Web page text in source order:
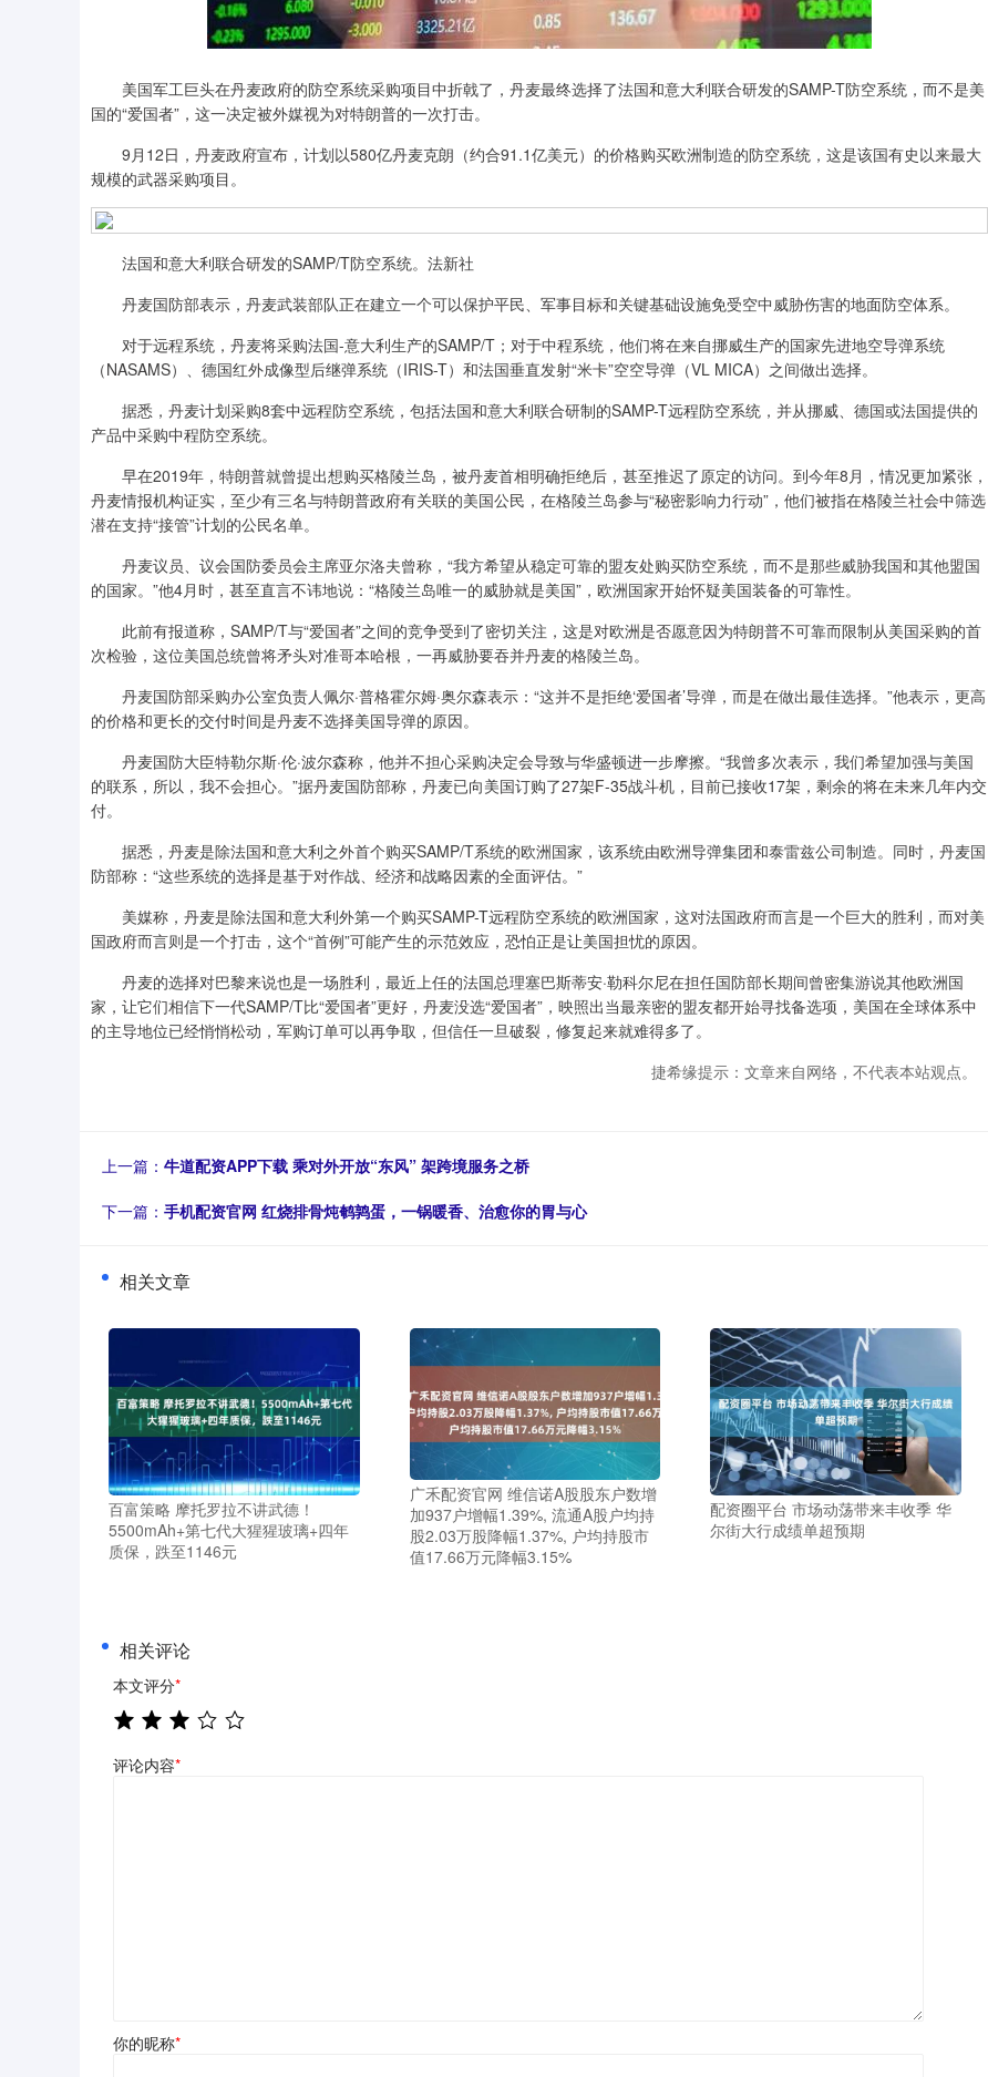
美国军工巨头在丹麦政府的防空系统采购项目中折戟了，丹麦最终选择了法国和意大利联合研发的SAMP-T防空系统，而不是美
国的“爱国者”，这一决定被外媒视为对特朗普的一次打击。
9月12日，丹麦政府宣布，计划以580亿丹麦克朗（约合91.1亿美元）的价格购买欧洲制造的防空系统，这是该国有史以来最大
规模的武器采购项目。
法国和意大利联合研发的SAMP/T防空系统。法新社
丹麦国防部表示，丹麦武装部队正在建立一个可以保护平民、军事目标和关键基础设施免受空中威胁伤害的地面防空体系。
对于远程系统，丹麦将采购法国-意大利生产的SAMP/T；对于中程系统，他们将在来自挪威生产的国家先进地空导弹系统
（NASAMS）、德国红外成像型后继弹系统（IRIS-T）和法国垂直发射“米卡”空空导弹（VL MICA）之间做出选择。
据悉，丹麦计划采购8套中远程防空系统，包括法国和意大利联合研制的SAMP-T远程防空系统，并从挪威、德国或法国提供的
产品中采购中程防空系统。
早在2019年，特朗普就曾提出想购买格陵兰岛，被丹麦首相明确拒绝后，甚至推迟了原定的访问。到今年8月，情况更加紧张，
丹麦情报机构证实，至少有三名与特朗普政府有关联的美国公民，在格陵兰岛参与“秘密影响力行动”，他们被指在格陵兰社会中筛选
潜在支持“接管”计划的公民名单。
丹麦议员、议会国防委员会主席亚尔洛夫曾称，“我方希望从稳定可靠的盟友处购买防空系统，而不是那些威胁我国和其他盟国
的国家。”他4月时，甚至直言不讳地说：“格陵兰岛唯一的威胁就是美国”，欧洲国家开始怀疑美国装备的可靠性。
此前有报道称，SAMP/T与“爱国者”之间的竞争受到了密切关注，这是对欧洲是否愿意因为特朗普不可靠而限制从美国采购的首
次检验，这位美国总统曾将矛头对准哥本哈根，一再威胁要吞并丹麦的格陵兰岛。
丹麦国防部采购办公室负责人佩尔·普格霍尔姆·奥尔森表示：“这并不是拒绝‘爱国者’导弹，而是在做出最佳选择。”他表示，更高
的价格和更长的交付时间是丹麦不选择美国导弹的原因。
丹麦国防大臣特勒尔斯·伦·波尔森称，他并不担心采购决定会导致与华盛顿进一步摩擦。“我曾多次表示，我们希望加强与美国
的联系，所以，我不会担心。”据丹麦国防部称，丹麦已向美国订购了27架F-35战斗机，目前已接收17架，剩余的将在未来几年内交
付。
据悉，丹麦是除法国和意大利之外首个购买SAMP/T系统的欧洲国家，该系统由欧洲导弹集团和泰雷兹公司制造。同时，丹麦国
防部称：“这些系统的选择是基于对作战、经济和战略因素的全面评估。”
美媒称，丹麦是除法国和意大利外第一个购买SAMP-T远程防空系统的欧洲国家，这对法国政府而言是一个巨大的胜利，而对美
国政府而言则是一个打击，这个“首例”可能产生的示范效应，恐怕正是让美国担忧的原因。
丹麦的选择对巴黎来说也是一场胜利，最近上任的法国总理塞巴斯蒂安·勒科尔尼在担任国防部长期间曾密集游说其他欧洲国
家，让它们相信下一代SAMP/T比“爱国者”更好，丹麦没选“爱国者”，映照出当最亲密的盟友都开始寻找备选项，美国在全球体系中
的主导地位已经悄悄松动，军购订单可以再争取，但信任一旦破裂，修复起来就难得多了。
捷希缘提示：文章来自网络，不代表本站观点。
上一篇： 牛道配资APP下载 乘对外开放“东风” 架跨境服务之桥
下一篇： 手机配资官网 红烧排骨炖鹌鹑蛋，一锅暖香、治愈你的胃与心
相关文章
百富策略 摩托罗拉不讲武德！
5500mAh+第七代大猩猩玻璃+四年
质保，跌至1146元
广禾配资官网 维信诺A股股东户数增
加937户增幅1.39%, 流通A股户均持
股2.03万股降幅1.37%, 户均持股市
值17.66万元降幅3.15%
配资圈平台 市场动荡带来丰收季 华
尔街大行成绩单超预期
相关评论
本文评分*
评论内容*
你的昵称*